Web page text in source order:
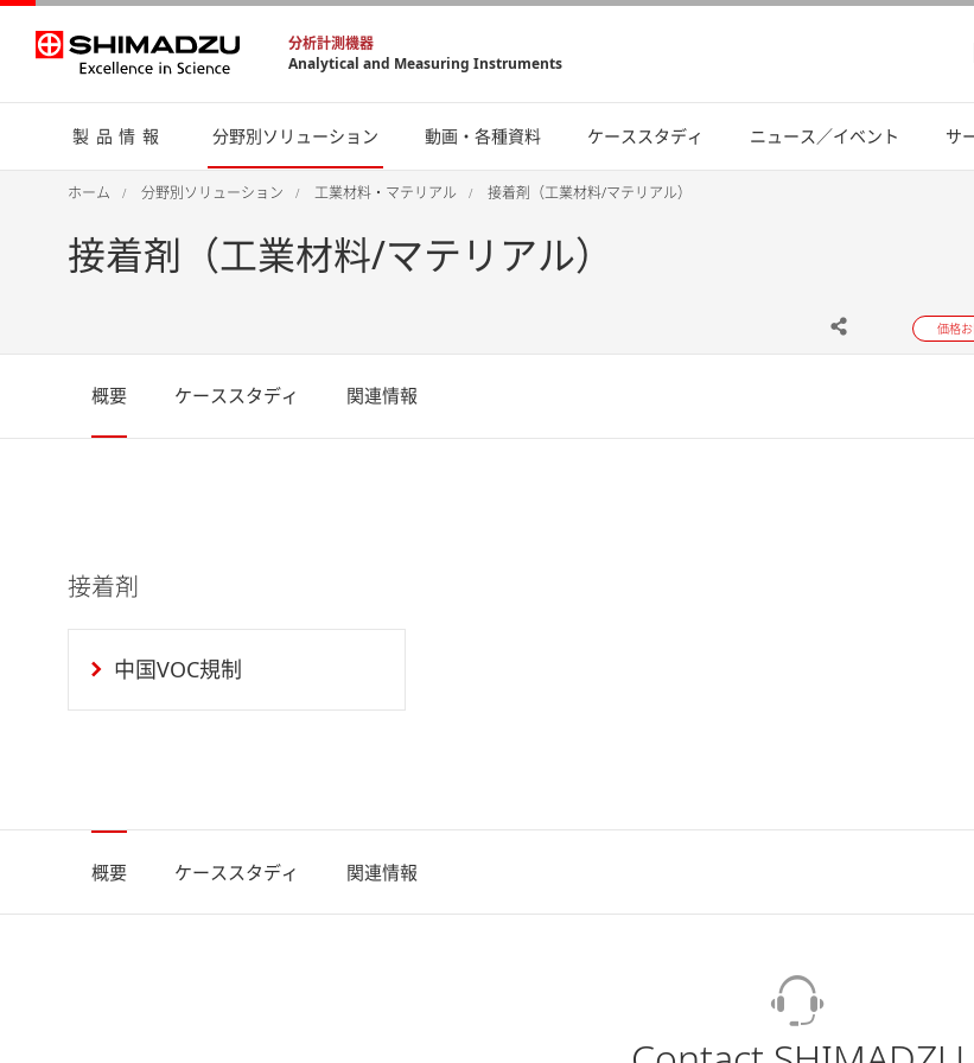
分析計測機器
Analytical and Measuring Instruments
製品情報 分野別ソリューション 動画・各種資料 ケーススタディ ニュース／イベント サ
ホーム 分野別ソリューション 工業材料・マテリアル 接着剤（工業材料/マテリアル）
接着剤（工業材料/マテリアル）
価格
概要 ケーススタディ 関連情報
接着剤
中国VOC規制
概要 ケーススタディ 関連情報